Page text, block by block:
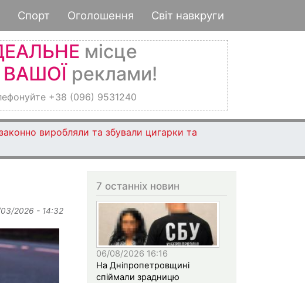
Спорт Оголошення Світ навкруги
місце
ВАШОЇ реклами!
+38 (096) 9531240
виробляли та збували цигарки та
2026 - 14:32
7 останніх новин
06/08/2026 16:16
На Дніпропетровщині
спіймали зрадницю